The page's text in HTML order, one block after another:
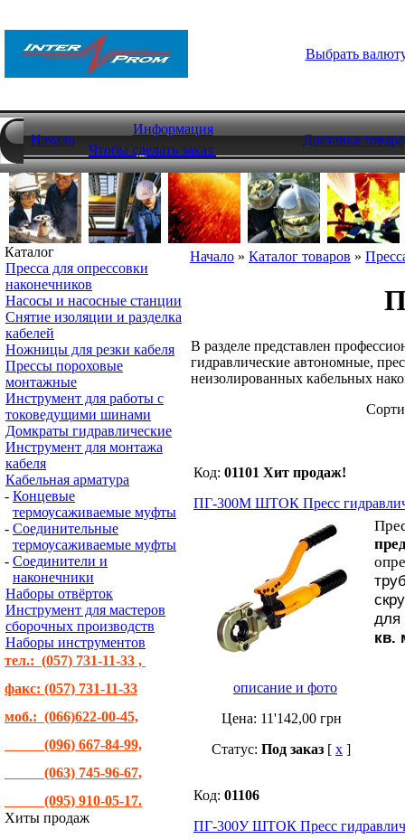
Выбрать
Начало
Информация
Чтобы сделать заказ
Доставка товара
Каталог
Пресса для опрессовки
наконечников
Насосы и насосные станции
Снятие изоляции и разделка
кабелей
Ножницы для резки кабеля
Прессы пороховые
монтажные
Инструмент для работы с
токоведущими шинами
Домкраты гидравлические
Инструмент для монтажа
кабеля
Кабельная арматура
- Концевые
термоусаживаемые муфты
- Соединительные
термоусаживаемые муфты
- Соединители и
наконечники
Наборы отвёрток
Инструмент для мастеров
сборочных производств
Наборы инструментов
тел.: (057) 731-11-33 ,
факс: (057) 731-11-33
моб.: (066)622-00-45,
(096) 667-84-99,
(063) 745-96-67,
(095) 910-05-17.
Хиты продаж
Начало » Каталог товаров »
В разделе представлен
гидравлические автономные,
неизолированных кабельных
Код: 01101 Хит продаж!
ПГ-300М ШТОК Пресс
описание и фото
Цена: 11'142,00грн
Статус: Под заказ [ x ]
для
кв.
Код: 01106
ПГ-300У ШТОК Пресс